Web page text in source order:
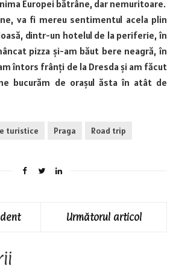
Europei bătrâne, dar nemuritoare.
va fi mereu sentimentul acela plin
dintr-un hotelul de la periferie, în
pizza și-am băut bere neagră, în
întors frânți de la Dresda și am făcut
bucurăm de orașul ăsta în atât de
turistice Praga Road trip
Următorul articol